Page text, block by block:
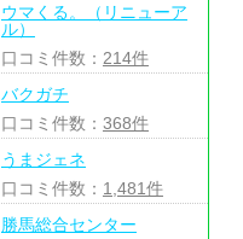
ウマくる。（リニューア
ル）
口コミ件数： 214件
バクガチ
口コミ件数： 368件
うまジェネ
口コミ件数： 1,481件
勝馬総合センター